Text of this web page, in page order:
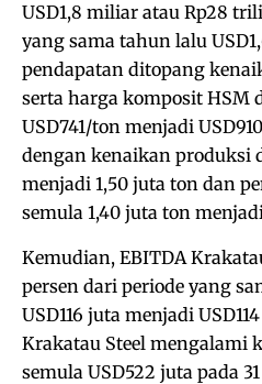
USD1,8 miliar atau Rp28
yang sama tahun lalu
pendapatan ditopang
serta harga komposit HSM
USD741/ton menjadi
dengan kenaikan produksi
menjadi 1,50 juta ton dan
semula 1,40 juta ton
Kemudian, EBITDA
persen dari periode yang
USD116 juta menjadi
Krakatau Steel mengalami
semula USD522 juta pada